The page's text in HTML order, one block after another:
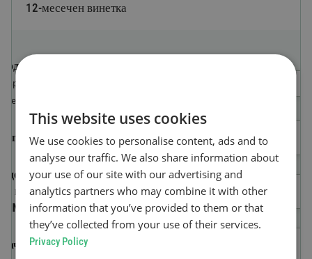
12-месечен винетка
Код на държавата
Държавата, в която е регистрирано
превозното средство
Регистрационен номер
Идентификационен номер
на превозното средство
(VIN)
Начало на валидността
This website uses cookies
We use cookies to personalise content, ads and to
analyse our traffic. We also share information about
your use of our site with our advertising and
analytics partners who may combine it with other
information that you’ve provided to them or that
they’ve collected from your use of their services.
Privacy Policy